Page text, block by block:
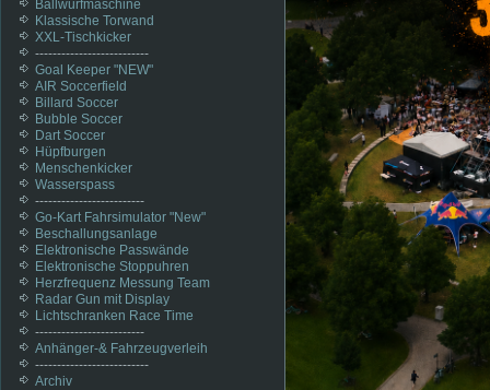
Ballwurfmaschine
Klassische Torwand
XXL-Tischkicker
--------------------------
Goal Keeper "NEW"
AIR Soccerfield
Billard Soccer
Bubble Soccer
Dart Soccer
Hüpfburgen
Menschenkicker
Wasserspass
-------------------------
Go-Kart Fahrsimulator "New"
Beschallungsanlage
Elektronische Passwände
Elektronische Stoppuhren
Herzfrequenz Messung Team
Radar Gun mit Display
Lichtschranken Race Time
-------------------------
Anhänger-& Fahrzeugverleih
--------------------------
Archiv